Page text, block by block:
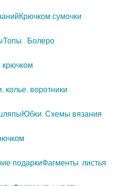
Крючком сумочки
Топы . Болеро
крючком
колье, воротники
Юбки. Схемы вязания
подаркиФагменты: листья